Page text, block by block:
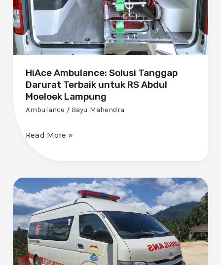
HiAce Ambulance: Solusi Tanggap
Darurat Terbaik untuk RS Abdul
Moeloek Lampung
Ambulance / Bayu Mahendra
Abdul
Moeloek
Lampung
Read More »
Ambulance
Hiace
Commuter
dengan
Spesifikasi
Full